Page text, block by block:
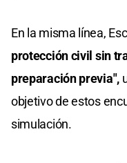
En la misma línea,
protección civil sin
preparación previa",
objetivo de estos
simulación.